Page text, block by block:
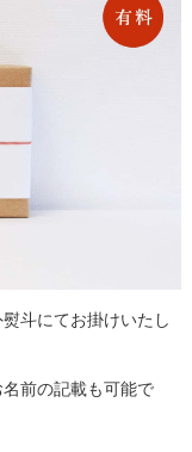
斗にてお掛けいたし
前の記載も可能で